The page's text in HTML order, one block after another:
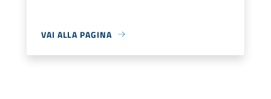
VAI ALLA PAGINA